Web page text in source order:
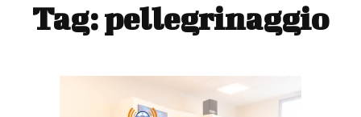
Tag:pellegrinaggio